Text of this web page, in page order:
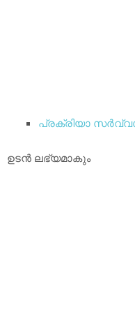
പ്രക്രിയാ
ഉടന്‍ ലഭ്യമാകും